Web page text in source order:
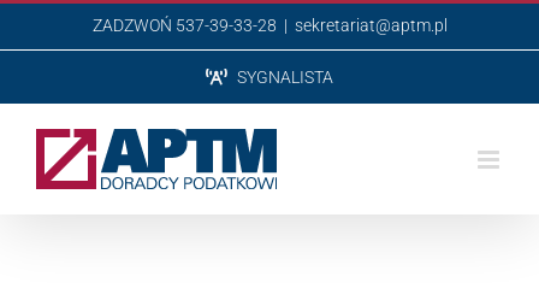
do
ZADZWOŃ 537-39-33-28 | sekretariat@aptm.pl
SYGNALISTA